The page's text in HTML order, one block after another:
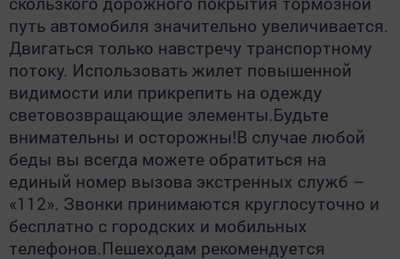
путь автомобиля значительно увеличивается.
Двигаться только навстречу транспортному
потоку. Использовать жилет повышенной
видимости или прикрепить на одежду
световозвращающие элементы.Будьте
внимательны и осторожны!В случае любой
беды вы всегда можете обратиться на
единый номер вызова экстренных служб –
«112». Звонки принимаются круглосуточно и
бесплатно с городских и мобильных
телефонов.Пешеходам рекомендуется